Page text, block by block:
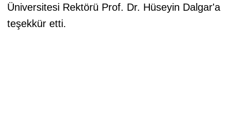
Üniversitesi Rektörü Prof. Dr. Hüseyin Dalgar'a
teşekkür etti.